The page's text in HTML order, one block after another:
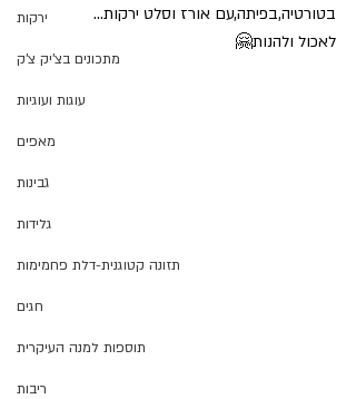
ירקות
מתכונים בצ'יק צ'ק
עוגות ועוגיות
מאפים
גבינות
גלידות
תזונה קטוגנית-דלת פחמימות
חגים
תוספות למנה העיקרית
ריבות
בטורטיה,בפיתה,עם אורז וסלט ירקות...
לאכול ולהנות🤗